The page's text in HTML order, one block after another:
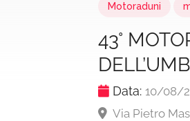
Motoraduni
43°
Data: 10/08/
Via Pietro